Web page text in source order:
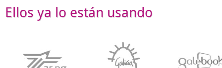
Ellos ya lo están usando